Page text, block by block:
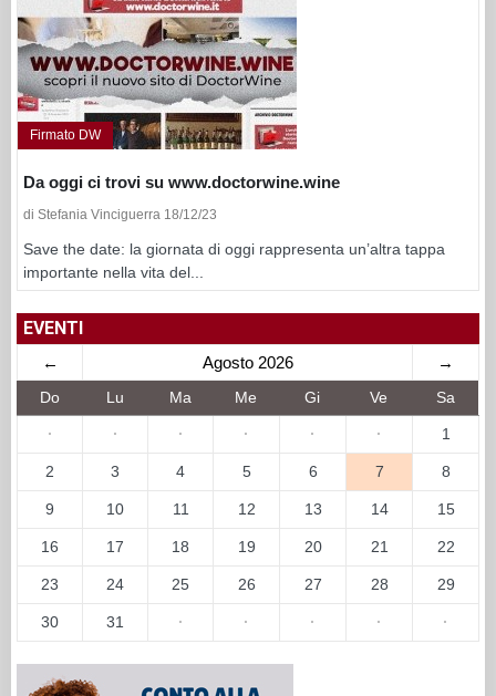
Firmato DW
Da oggi ci trovi su www.doctorwine.wine
di Stefania Vinciguerra 18/12/23
Save the date: la giornata di oggi rappresenta un’altra tappa
importante nella vita del...
EVENTI
← Agosto 2026 →
Do Lu Ma Me Gi Ve Sa
· · · · · · 1
2 3 4 5 6 7 8
9 10 11 12 13 14 15
16 17 18 19 20 21 22
23 24 25 26 27 28 29
30 31 · · · · ·